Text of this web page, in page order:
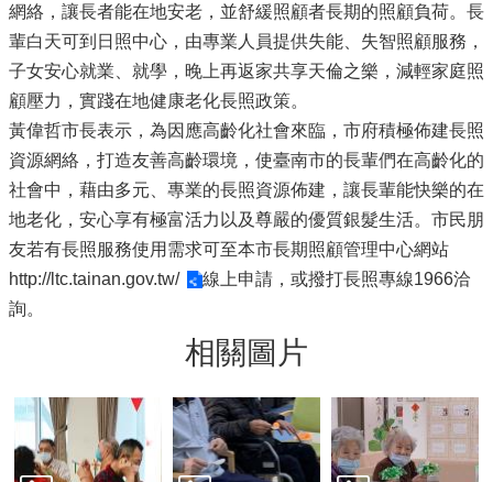
網絡，讓長者能在地安老，並舒緩照顧者長期的照顧負荷。長
輩白天可到日照中心，由專業人員提供失能、失智照顧服務，
子女安心就業、就學，晚上再返家共享天倫之樂，減輕家庭照
顧壓力，實踐在地健康老化長照政策。
黃偉哲市長表示，為因應高齡化社會來臨，市府積極佈建長照
資源網絡，打造友善高齡環境，使臺南市的長輩們在高齡化的
社會中，藉由多元、專業的長照資源佈建，讓長輩能快樂的在
地老化，安心享有極富活力以及尊嚴的優質銀髮生活。市民朋
友若有長照服務使用需求可至本市長期照顧管理中心網站
http://ltc.tainan.gov.tw/
線上申請，或撥打長照專線1966洽
詢。
相關圖片